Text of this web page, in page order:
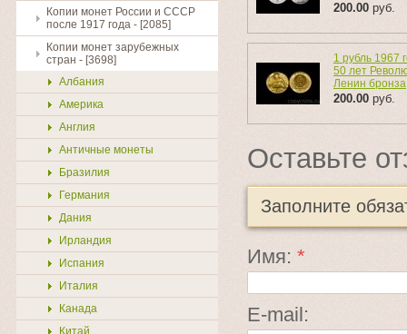
Копии монет России и СССР
после 1917 года - [2085]
Копии монет зарубежных
стран - [3698]
Албания
Америка
Англия
Античные монеты
Бразилия
Германия
Дания
Ирландия
Испания
Италия
Канада
Китай
200.00 руб.
1 рубль 1967
50 лет
Ленин бронза
200.00 руб.
Оставьте
Заполните
Имя: *
E-mail: